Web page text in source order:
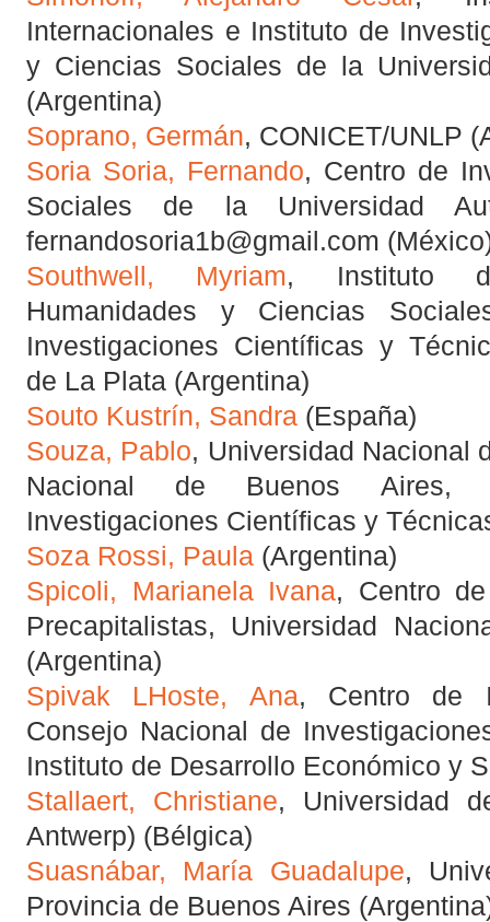
Internacionales e Instituto de
y Ciencias Sociales de la
(Argentina)
Soprano, Germán, CONICET/UNLP
Soria Soria, Fernando, Centro de
Sociales de la Universidad
fernandosoria1b@gmail.com
Southwell, Myriam, Instituto
Humanidades y Ciencias
Investigaciones Científicas y
de La Plata (Argentina)
Souto Kustrín, Sandra (España)
Souza, Pablo, Universidad Nacional
Nacional de Buenos Aires,
Investigaciones Científicas y
Soza Rossi, Paula (Argentina)
Spicoli, Marianela Ivana, Centro
Precapitalistas, Universidad
(Argentina)
Spivak LHoste, Ana, Centro de
Consejo Nacional de
Instituto de Desarrollo Económico y
Stallaert, Christiane, Universidad
Antwerp) (Bélgica)
Suasnábar, María Guadalupe,
Provincia de Buenos Aires